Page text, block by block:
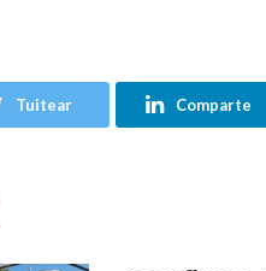
Tuitear Comparte